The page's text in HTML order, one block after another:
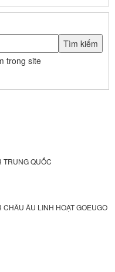
trong site
TRUNG QUỐC
ÂU LINH HOẠT GOEUGO